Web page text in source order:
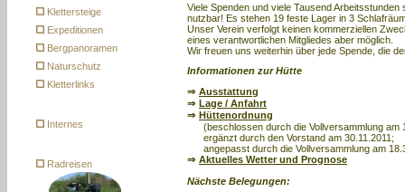
Klettersteige
Expeditionen
Bergpanoramen
Naturschutz
Kletterlinks
Internes
Radreisen
Viele Spenden und viele Tausend
nutzbar! Es stehen 19 feste Lager in 3
Unser Verein verfolgt keinen kommerziellen
eines verantwortlichen Mitgliedes aber möglich.
Wir freuen uns weiterhin über jede Spende, die
Informationen zur Hütte
⇒ Ausstattung
⇒ Lage / Anfahrt
⇒ Hüttenordnung
(beschlossen durch die Vollversammlung am
ergänzt durch den Vorstand am 30.11.2011;
angepasst durch die Vollversammlung am
⇒ Aktuelles Wetter und Prognose
Nächste Belegungen: